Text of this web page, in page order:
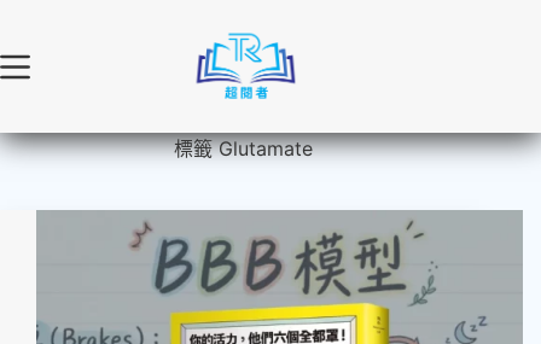
主
內
容
標籤Glutamate